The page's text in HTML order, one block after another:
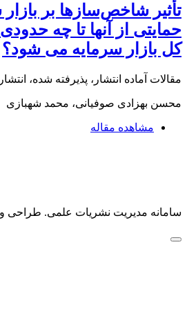
تأثیر شاخص‌سازها بر
حمایتی از آنها تا چه
کل بازار سرمایه می شود؟
مقالات آماده انتشار، پذیرفته شده، انتشار
محسن بهزادی صوفیانی، محمد شهبازی
مشاهده مقاله
سامانه مدیریت نشریات علمی. طراحی و